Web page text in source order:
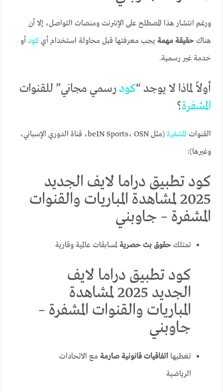
ورغم انتشار هذا المصطلح على الإنترنت ومنصات التواصل، إلا أن
هناكحقيقة مهمة يجب معرفتها قبل محاولة استخدام أيكود أو
خدمة غير رسمية.
أولاً لماذا لا يوجد “كودرسمي مجاني” للقنوات
المشفرة؟
القنوات المشفرة
(مثل beIN Sports، OSN، قناة الدوري الإسباني،
وغيرها):
كود تطبيق دراما لايف الجديد
2025 لمشاهدة المباريات والقنوات
المشفرة – جاوبني
تمتلكحقوق بث حصرية لمسابقات عالمية وقارية
كود تطبيق دراما لايف
الجديد 2025 لمشاهدة
المباريات والقنوات المشفرة –
جاوبني
تغطيهااتفاقيات قانونية صارمة مع الاتحادات
الرياضية